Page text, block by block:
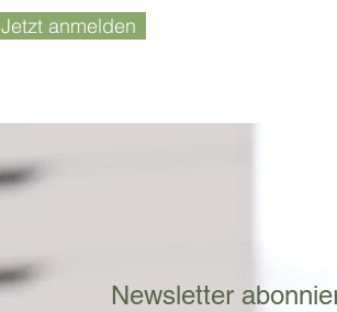
Jetzt anmelden
Newsletter